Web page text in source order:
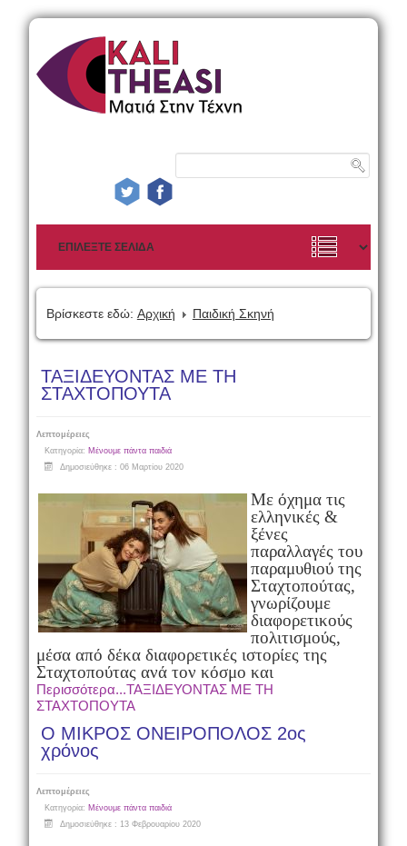
Βρίσκεστε εδώ: Αρχική Παιδική Σκηνή
ΤΑΞΙΔΕΥΟΝΤΑΣ ΜΕ ΤΗ
ΣΤΑΧΤΟΠΟΥΤΑ
Λεπτομέρειες
Κατηγορία: Μένουμε πάντα παιδιά
Δημοσιεύθηκε : 06 Μαρτίου 2020
Με όχημα τις
ελληνικές &
ξένες
παραλλαγές του
παραμυθιού της
Σταχτοπούτας,
γνωρίζουμε
διαφορετικούς
πολιτισμούς,
μέσα από δέκα διαφορετικές ιστορίες της
Σταχτοπούτας ανά τον κόσμο και
Περισσότερα...ΤΑΞΙΔΕΥΟΝΤΑΣ ΜΕ ΤΗ
ΣΤΑΧΤΟΠΟΥΤΑ
Ο ΜΙΚΡΟΣ ΟΝΕΙΡΟΠΟΛΟΣ 2ος
χρόνος
Λεπτομέρειες
Κατηγορία: Μένουμε πάντα παιδιά
Δημοσιεύθηκε : 13 Φεβρουαρίου 2020